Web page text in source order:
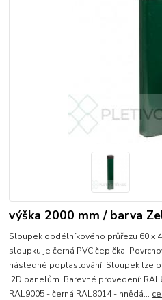
výška 2000 mm / barva
Sloupek obdélníkového průřezu 60 x
sloupku je černá PVC čepička.
následné poplastování. Sloupek lze
,2D panelům. Barevné provedení:
RAL9005 - černá,RAL8014 - hnědá...